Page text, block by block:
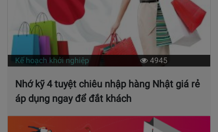
Kế hoạch khởi nghiệp 4945
Nhớ kỹ 4 tuyệt chiêu nhập hàng Nhật giá rẻ
áp dụng ngay để đắt khách